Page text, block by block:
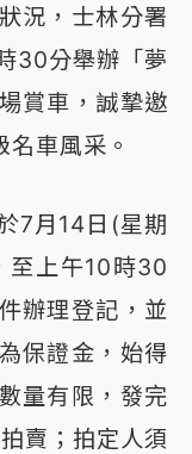
況，士林分署
30分舉辦「夢
賞車，誠摯邀
車風采。
7月14日(星期
至上午10時30
辦理登記，並
保證金，始得
量有限，發完
賣；拍定人須